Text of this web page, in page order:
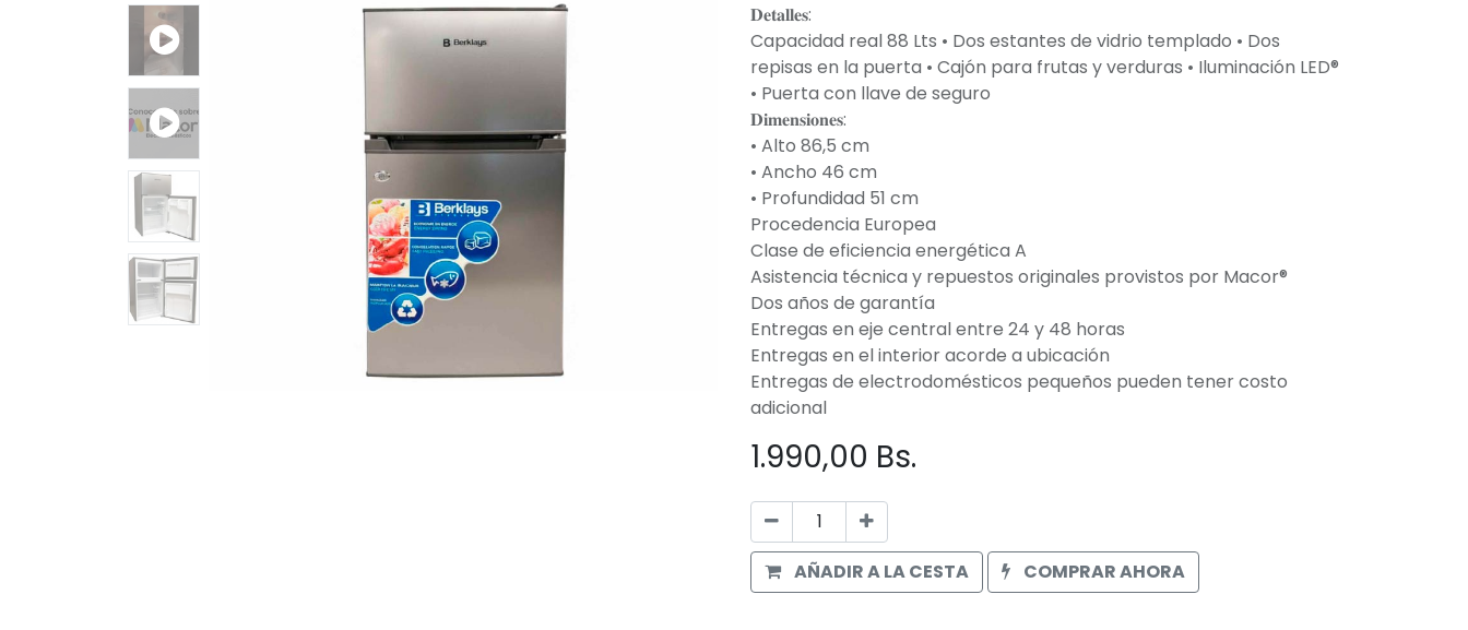
𝐃𝐞𝐭𝐚𝐥𝐥𝐞𝐬:
Capacidad real 88 Lts • Dos estantes de vidrio templado • Dos
repisas en la puerta • Cajón para frutas y verduras • Iluminación LED®
• Puerta con llave de seguro
𝐃𝐢𝐦𝐞𝐧𝐬𝐢𝐨𝐧𝐞𝐬:
• Alto 86,5 cm
• Ancho 46 cm
• Profundidad 51 cm
Procedencia Europea
Clase de eficiencia energética A
Asistencia técnica y repuestos originales provistos por Macor®
Dos años de garantía
Entregas en eje central entre 24 y 48 horas
Entregas en el interior acorde a ubicación
Entregas de electrodomésticos pequeños pueden tener costo
adicional
1.990,00 Bs.
AÑADIR A LA CESTA COMPRAR AHORA